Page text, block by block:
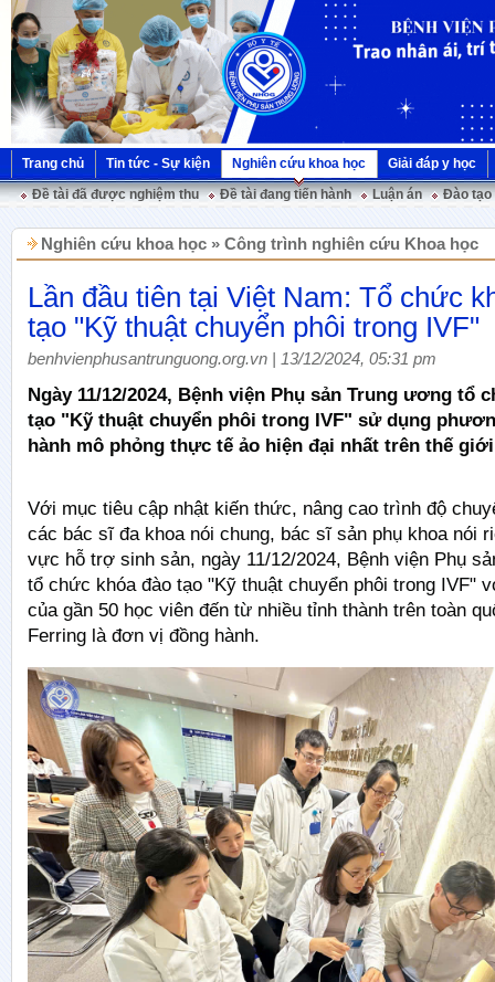
Trang chủ Tin tức - Sự kiện Nghiên cứu khoa học
Giải đáp y học
Đề tài đã được nghiệm thu
Đề tài đang tiến hành Luận án Đào tạo
Nghiên cứu khoa học » Công trình nghiên cứu Khoa học
Lần đầu tiên tại Việt Nam: Tổ chức
tạo "Kỹ thuật chuyển phôi trong IVF"
benhvienphusantrunguong.org.vn | 13/12/2024, 05:31 pm
Ngày 11/12/2024, Bệnh viện Phụ sản Trung ương tổ
tạo "Kỹ thuật chuyển phôi trong IVF" sử dụng
hành mô phỏng thực tế ảo hiện đại nhất trên thế
Với mục tiêu cập nhật kiến thức, nâng cao trình độ
các bác sĩ đa khoa nói chung, bác sĩ sản phụ khoa nói
vực hỗ trợ sinh sản, ngày 11/12/2024, Bệnh viện Phụ
tổ chức khóa đào tạo "Kỹ thuật chuyển phôi trong IVF"
của gần 50 học viên đến từ nhiều tỉnh thành trên toàn
Ferring là đơn vị đồng hành.